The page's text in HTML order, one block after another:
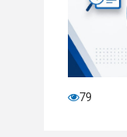
79